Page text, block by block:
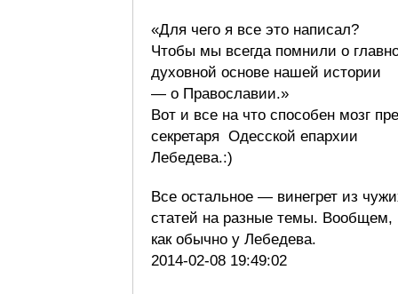
«Для чего я все это написал?
Чтобы мы всегда помнили о
духовной основе нашей истории
— о Православии.»
Вот и все на что способен мозг
секретаря Одесской епархии
Лебедева.:)
Все остальное — винегрет из
статей на разные темы. Вообщем,
как обычно у Лебедева.
2014-02-08 19:49:02